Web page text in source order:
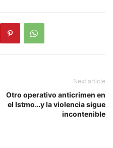
Next article
Otro operativo anticrimen en
el Istmo…y la violencia sigue
incontenible